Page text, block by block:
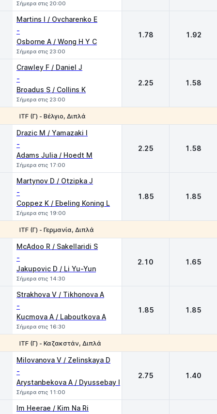
Σήμερα στις 20:00
Martins I / Ovcharenko E
-
Osborne A / Wong H Y C
Σήμερα στις 23:00
1.78 1.92
Crawley F / Daniel J
-
Broadus S / Collins K
Σήμερα στις 23:00
2.25 1.58
ITF (Γ) - Βέλγιο, Διπλά
Drazic M / Yamazaki I
-
Adams Julia / Hoedt M
Σήμερα στις 17:00
2.25 1.58
Martynov D / Otzipka J
-
Coppez K / Ebeling Koning L
Σήμερα στις 19:00
1.85 1.85
ITF (Γ) - Γερμανία, Διπλά
McAdoo R / Sakellaridi S
-
Jakupovic D / Li Yu-Yun
Σήμερα στις 14:30
2.10 1.65
Strakhova V / Tikhonova A
-
Kucmova A / Laboutkova A
Σήμερα στις 16:30
1.85 1.85
ITF (Γ) - Καζακστάν, Διπλά
Milovanova V / Zelinskaya D
-
Arystanbekova A / Dyussebay I
Σήμερα στις 11:00
2.75 1.40
Im Heerae / Kim Na Ri